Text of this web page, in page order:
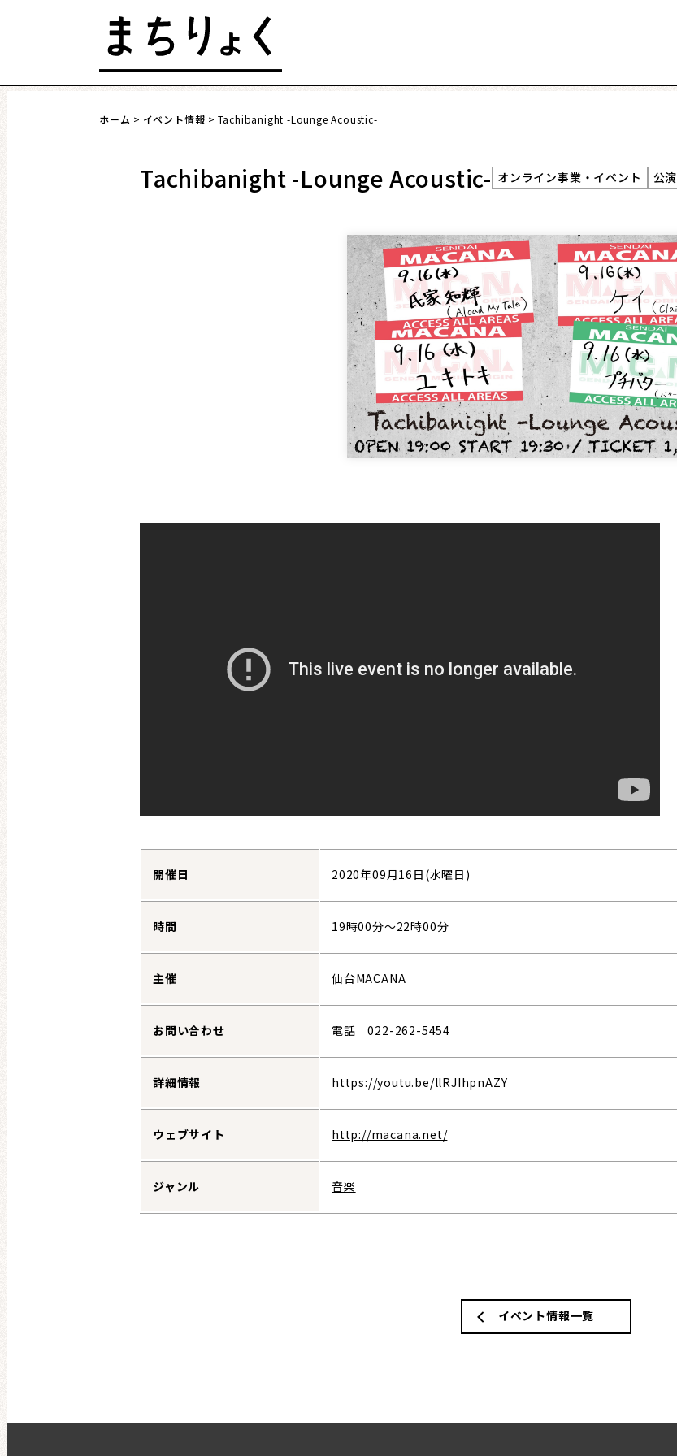
まちを語る イベント情報 特集
ホーム
イベント情報 Tachibanight -Lounge Acoustic-
Tachibanight -Lounge Acoustic- オンライン事業・イベント 公演
開催日 2020年09月16日(水曜日)
時間 19時00分〜22時00分
主催 仙台MACANA
お問い合わせ 電話 022-262-5454
詳細情報 https://youtu.be/llRJIhpnAZY
ウェブサイト http://macana.net/
ジャンル 音楽
イベント情報一覧